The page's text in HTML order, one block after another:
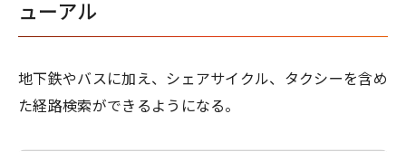
ューアル
地下鉄やバスに加え、シェアサイクル、タクシーを含め
た経路検索ができるようになる。